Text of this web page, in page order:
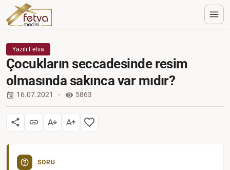
Yazılı Fetva
Çocukların seccadesinde resim
olmasında sakınca var mıdır?
16.07.2021 5863
SORU